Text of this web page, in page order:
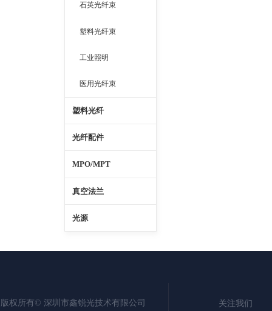
石英光纤束
塑料光纤束
工业照明
医用光纤束
塑料光纤
光纤配件
MPO/MPT
真空法兰
光源
关注我们
版权所有©️ 深圳市鑫锐光技术有限公司